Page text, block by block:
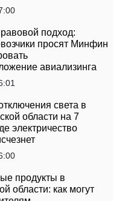
подход:
просят Минфин
авиализинга
света в
области на 7
электричество
продукты в
области: как могут